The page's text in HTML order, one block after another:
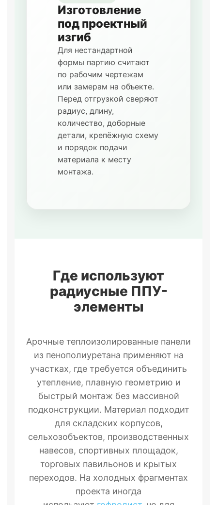
Изготовление
под проектный
изгиб
Для нестандартной
формы партию считают
по рабочим чертежам
или замерам на объекте.
Перед отгрузкой сверяют
радиус, длину,
количество, доборные
детали, крепёжную схему
и порядок подачи
материала к месту
монтажа.
Где используют
радиусные ППУ-
элементы
Арочные теплоизолированные панели
из пенополиуретана применяют на
участках, где требуется объединить
утепление, плавную геометрию и
быстрый монтаж без массивной
подконструкции. Материал подходит
для складских корпусов,
сельхозобъектов, производственных
навесов, спортивных площадок,
торговых павильонов и крытых
переходов. На холодных фрагментах
проекта иногда